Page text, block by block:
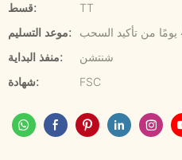
قسط:
TT
موعد التسليم:
منفذ البداية:
شنتشن
شهادة:
FSC